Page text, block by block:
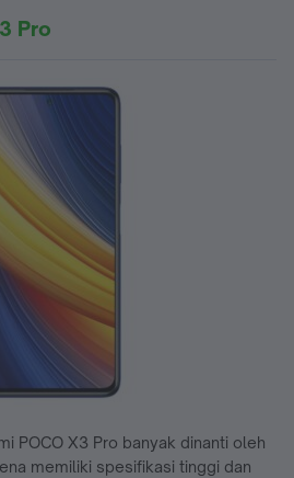
Pro
POCO X3 Pro banyak dinanti oleh
memiliki spesifikasi tinggi dan